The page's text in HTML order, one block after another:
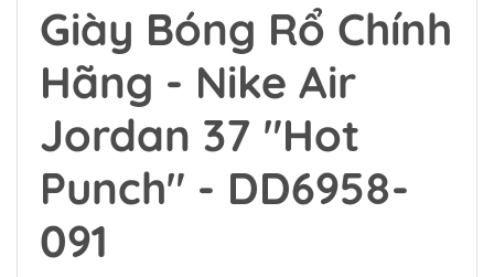
Giày Bóng Rổ Chính
Hãng - Nike Air
Jordan 37 "Hot
Punch" - DD6958-
091